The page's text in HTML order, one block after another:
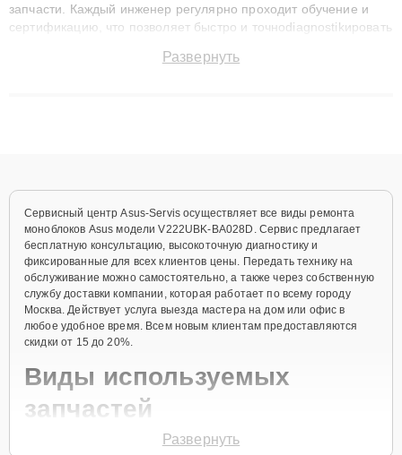
запчасти. Каждый инженер регулярно проходит обучение и
сертификацию, что позволяет быстро и точноdiagnostikировать
до 3 лет. Наши мастера решают сложные случаи: от замены
Развернуть
Сервисный центр Asus-Servis осуществляет все виды ремонта
моноблоков Asus модели V222UBK-BA028D. Сервис предлагает
бесплатную консультацию, высокоточную диагностику и
фиксированные для всех клиентов цены. Передать технику на
обслуживание можно самостоятельно, а также через собственную
службу доставки компании, которая работает по всему городу
Москва. Действует услуга выезда мастера на дом или офис в
любое удобное время. Всем новым клиентам предоставляются
скидки от 15 до 20%.
Виды используемых
запчастей
Для ремонта моноблока модели V222UBK-BA028D предлагаются
Развернуть